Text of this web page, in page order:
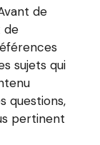
de
de
sujets qui
questions,
pertinent